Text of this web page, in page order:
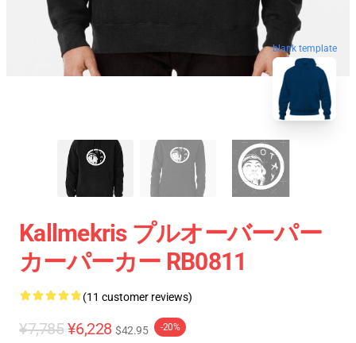
blank template
Kallmekris プルオーバーパー
カーパーカー RB0811
(11 customer reviews)
¥7,785 ¥6,228 $42.95 -20%